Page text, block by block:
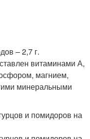
– 2,7 г.
витаминами А,
магнием,
минеральными
и помидоров на